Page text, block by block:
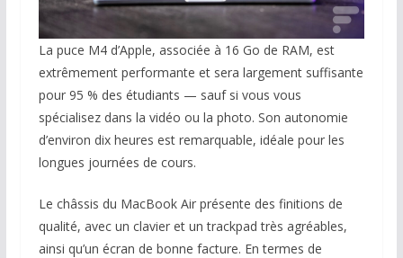
La puce M4 d’Apple, associée à 16 Go de RAM, est
extrêmement performante et sera largement suffisante
pour 95 % des étudiants — sauf si vous vous
spécialisez dans la vidéo ou la photo. Son autonomie
d’environ dix heures est remarquable, idéale pour les
longues journées de cours.
Le châssis du MacBook Air présente des finitions de
qualité, avec un clavier et un trackpad très agréables,
ainsi qu’un écran de bonne facture. En termes de